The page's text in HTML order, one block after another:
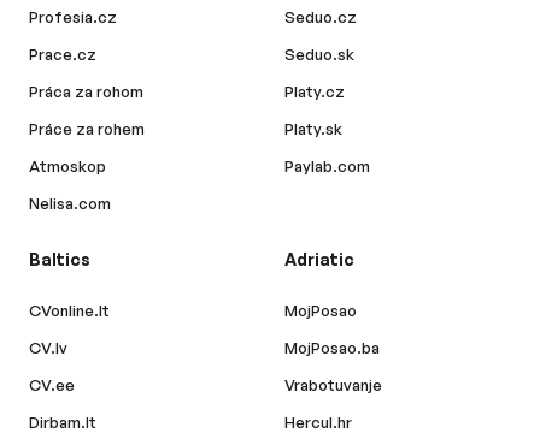
Profesia.cz
Prace.cz
Práca za rohom
Práce za rohem
Atmoskop
Nelisa.com
Seduo.cz
Seduo.sk
Platy.cz
Platy.sk
Paylab.com
Baltics
CVonline.lt
CV.lv
CV.ee
Dirbam.lt
Adriatic
MojPosao
MojPosao.ba
Vrabotuvanje
Hercul.hr